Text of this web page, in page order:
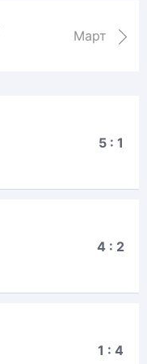
Март
5 : 1
4 : 2
1 : 4